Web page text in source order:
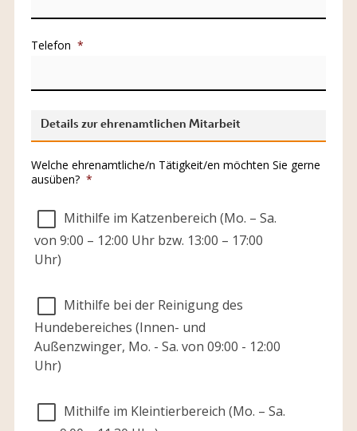
Telefon *
Details zur ehrenamtlichen Mitarbeit
Welche ehrenamtliche/n Tätigkeit/en möchten Sie gerne
ausüben? *
Mithilfe im Katzenbereich (Mo. – Sa.
von 9:00 – 12:00 Uhr bzw. 13:00 – 17:00
Uhr)
Mithilfe bei der Reinigung des
Hundebereiches (Innen- und
Außenzwinger, Mo. - Sa. von 09:00 - 12:00
Uhr)
Mithilfe im Kleintierbereich (Mo. – Sa.